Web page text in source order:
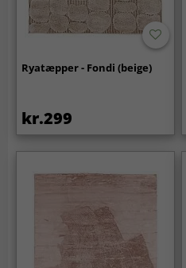
Ryatæpper - Fondi (beige)
kr.299